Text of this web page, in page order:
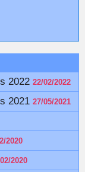
2022 22/02/2022
2021 27/05/2021
2020
2020